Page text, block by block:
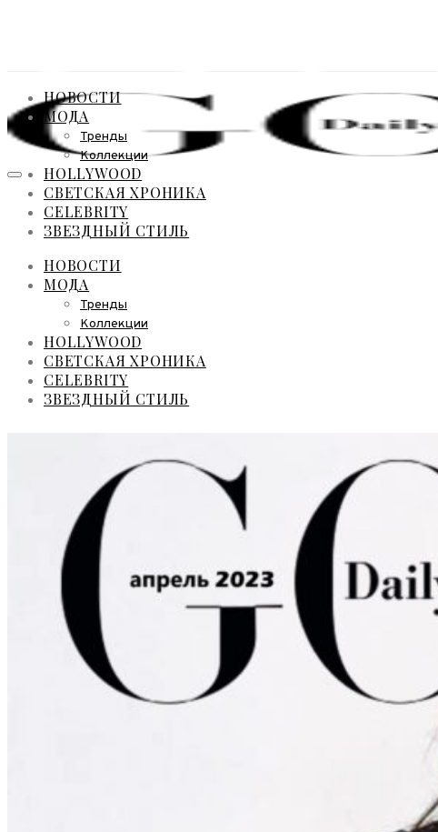
НОВОСТИ
МОДА
Тренды
Коллекции
HOLLYWOOD
СВЕТСКАЯ ХРОНИКА
CELEBRITY
ЗВЕЗДНЫЙ СТИЛЬ
НОВОСТИ
МОДА
Тренды
Коллекции
HOLLYWOOD
СВЕТСКАЯ ХРОНИКА
CELEBRITY
ЗВЕЗДНЫЙ СТИЛЬ